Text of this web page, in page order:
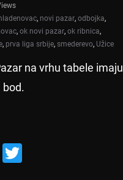
, novi pazar, odbojka,
, ok novi pazar, ok ribnica,
, prva liga srbije, smederevo, Užice
na vrhu tabele imaju
bod.
F